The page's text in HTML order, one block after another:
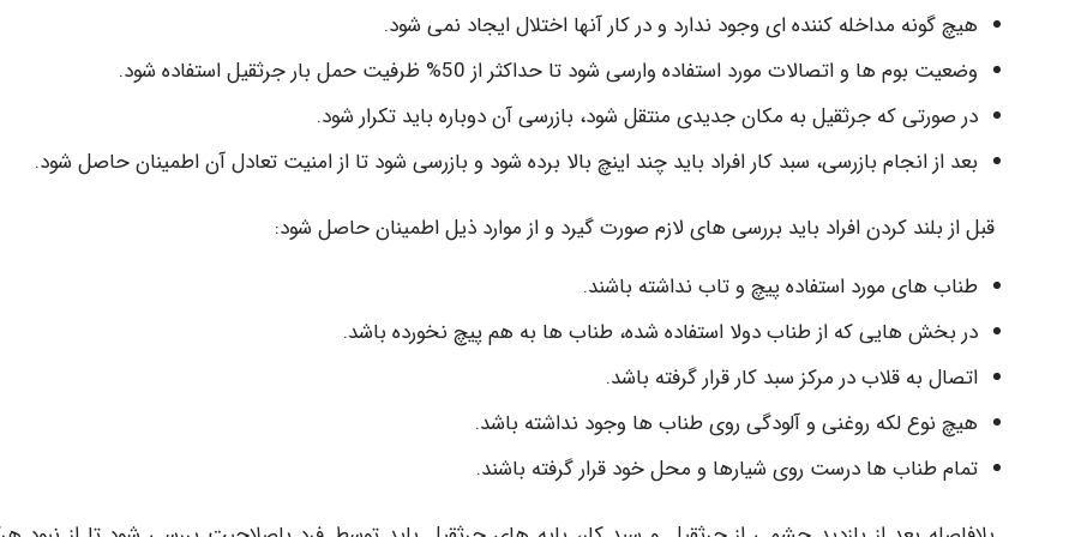
هیچ گونه مداخله کننده ای وجود ندارد و در کار آنها اختلال ایجاد نمی شود.
وضعیت بوم ها و اتصالات مورد استفاده وارسی شود تا حداکثر از 50% ظرفیت حمل بار جرثقیل استفاده شود.
در صورتی که جرثقیل به مکان جدیدی منتقل شود، بازرسی آن دوباره باید تکرار شود.
بعد از انجام بازرسی، سبد کار افراد باید چند اینچ بالا برده شود و بازرسی شود تا از امنیت تعادل آن اطمینان حاصل شود.
قبل از بلند کردن افراد باید بررسی های لازم صورت گیرد و از موارد ذیل اطمینان حاصل شود:
طناب های مورد استفاده پیچ و تاب نداشته باشند.
در بخش هایی که از طناب دولا استفاده شده، طناب ها به هم پیچ نخورده باشد.
اتصال به قلاب در مرکز سبد کار قرار گرفته باشد.
هیچ نوع لکه روغنی و آلودگی روی طناب ها وجود نداشته باشد.
تمام طناب ها درست روی شیارها و محل خود قرار گرفته باشند.